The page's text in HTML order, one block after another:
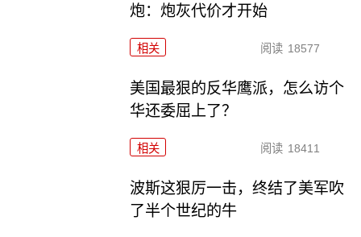
炮：炮灰代价才开始
相关 阅读 18577
美国最狠的反华鹰派，怎么访个
华还委屈上了？
相关 阅读 18411
波斯这狠厉一击，终结了美军吹
了半个世纪的牛